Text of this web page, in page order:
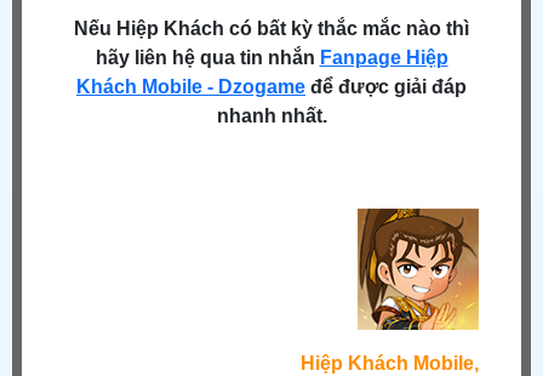
Nếu Hiệp Khách có bất kỳ thắc mắc nào thì
hãy liên hệ qua tin nhắn Fanpage Hiệp
Khách Mobile - Dzogame để được giải đáp
nhanh nhất.
Hiệp Khách Mobile,